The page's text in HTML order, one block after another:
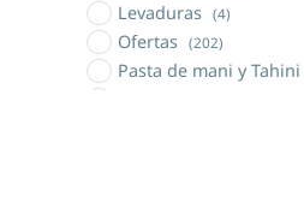
Levaduras (4)
Ofertas (202)
Pasta de mani y Tahini